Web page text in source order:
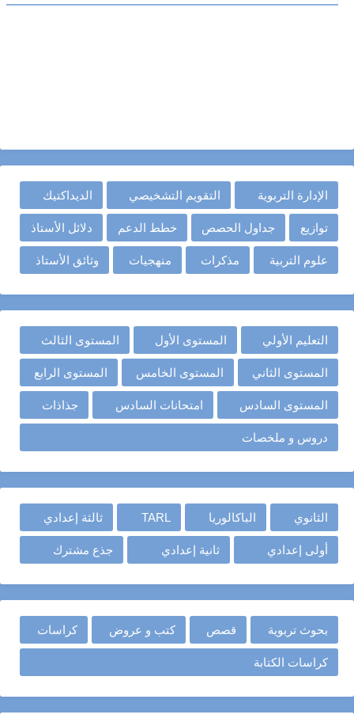
الإدارة التربوية التقويم التشخيصي الديداكتيك
توازيع جداول الحصص خطط الدعم دلائل الأستاذ
علوم التربية مذكرات منهجيات وثائق الأستاذ
التعليم الأولي المستوى الأول المستوى الثالث
المستوى الثاني المستوى الخامس المستوى الرابع
المستوى السادس امتحانات السادس جذاذات
دروس و ملخصات
الثانوي الباكالوريا TARL ثالثة إعدادي
أولى إعدادي ثانية إعدادي جذع مشترك
بحوث تربوية قصص كتب و عروض كراسات
كراسات الكتابة